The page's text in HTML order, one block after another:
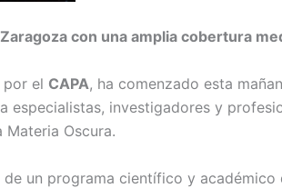
con una amplia cobertura
por el CAPA, ha comenzado esta
especialistas, investigadores y
Oscura.
un programa científico y académico